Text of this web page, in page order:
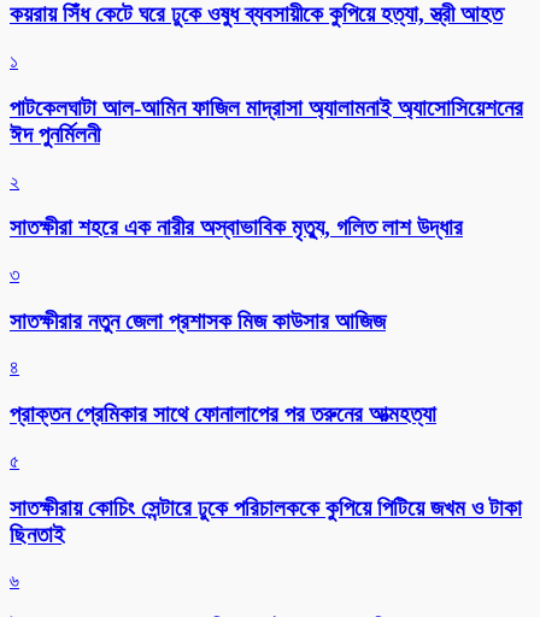
কয়রায় সিঁধ কেটে ঘরে ঢুকে ওষুধ ব্যবসায়ীকে কুপিয়ে হত্যা, স্ত্রী আহত
১
পাটকেলঘাটা আল-আমিন ফাজিল মাদ্রাসা অ্যালামনাই অ্যাসোসিয়েশনের
ঈদ পুনর্মিলনী
২
সাতক্ষীরা শহরে এক নারীর অস্বাভাবিক মৃত্যু, গলিত লাশ উদ্ধার
৩
সাতক্ষীরার নতুন জেলা প্রশাসক মিজ কাউসার আজিজ
৪
প্রাক্তন প্রেমিকার সাথে ফোনালাপের পর তরুনের আত্মহত্যা
৫
সাতক্ষীরায় কোচিং সেন্টারে ঢুকে পরিচালককে কুপিয়ে পিটিয়ে জখম ও টাকা
ছিনতাই
৬